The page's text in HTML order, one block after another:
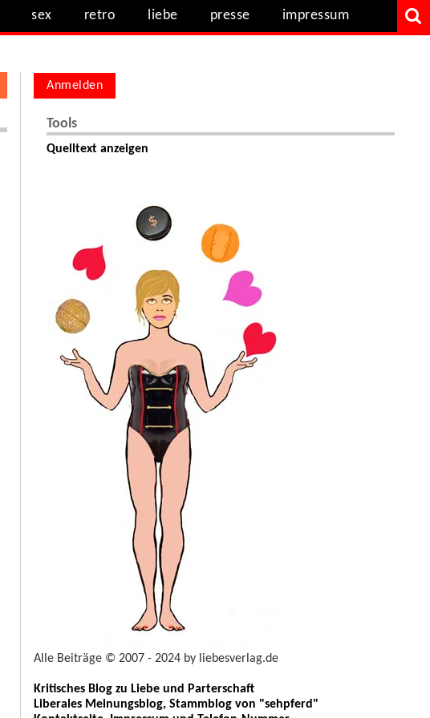
sex retro liebe presse impressum
Anmelden
Tools
Quelltext anzeigen
Alle Beiträge © 2007 - 2024 by liebesverlag.de
Kritisches Blog zu Liebe und Parterschaft
Liberales Meinungsblog, Stammblog von "sehpferd"